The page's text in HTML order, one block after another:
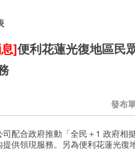
]便利花蓮光復地區民
發布
司配合政府推動「全民＋1 政府相
供領現服務。另為便利花蓮光復